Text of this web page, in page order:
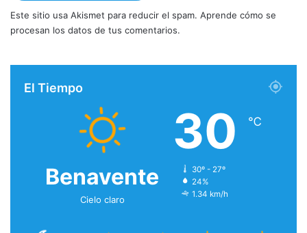
Este sitio usa Akismet para reducir el spam. Aprende cómo se
procesan los datos de tus comentarios.
El Tiempo
Benavente
Cielo claro
30 ℃
30º - 27º
24%
1.34 km/h